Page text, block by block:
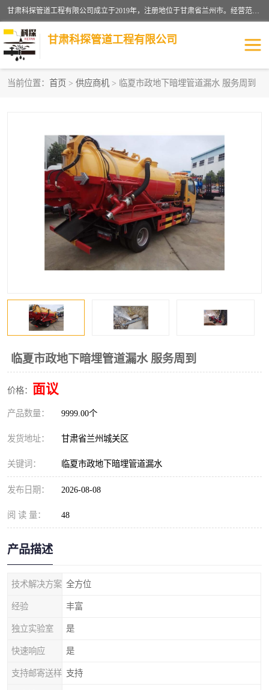
甘肃科探管道工程有限公司成立于2019年，注册地位于甘肃省兰州市。经营范围包括管道安装、清洗、疏通、维修、检测，防水工程，工程钻孔，化粪池清理，暖气安装，给排水管道安装维修，室内外管道如消防、供水、供热管道漏水检测定位，室内外防水堵漏等。
甘肃科探管道工程有限公司
当前位置： 首页 > 供应商机 > 临夏市政地下暗埋管道漏水 服务周到
临夏市政地下暗埋管道漏水 服务周到
价格： 面议
产品数量： 9999.00个
发货地址： 甘肃省兰州城关区
关键词： 临夏市政地下暗埋管道漏水
发布日期： 2026-08-08
阅 读 量： 48
产品描述
技术解决方案 全方位
经验 丰富
独立实验室 是
快速响应 是
支持邮寄送样 支持
漏水检查维修 消防管道漏水
供热管道漏水 排水管道漏水
自来水管漏水 管道疏通
高压车疏通清淤